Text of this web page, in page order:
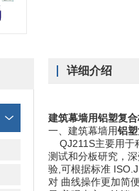
详细介绍
建筑幕墙用铝塑复
一、建筑幕墙用铝
QJ211S主要用于
测试和分板研究，
验,可根据标准
对 曲线操作更加简